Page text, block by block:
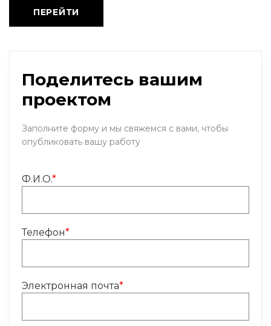
ПЕРЕЙТИ
Поделитесь вашим
проектом
Заполните форму и мы свяжемся с вами, чтобы
опубликовать вашу работу
Ф.И.О.*
Телефон*
Электронная почта*